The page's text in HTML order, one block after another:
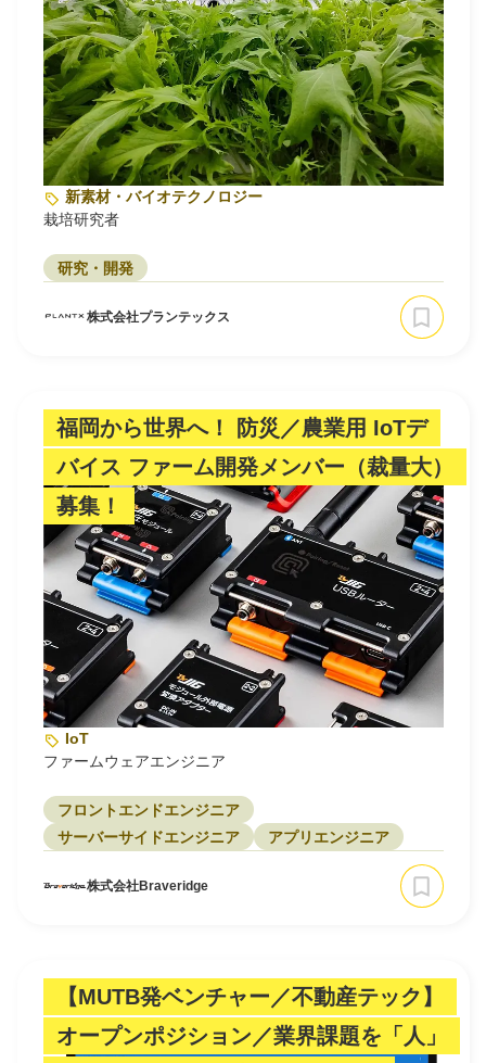
新素材・バイオテクノロジー
栽培研究者
研究・開発
株式会社プランテックス
福岡から世界へ！ 防災／農業用 IoTデ
バイス ファーム開発メンバー（裁量大）
募集！
IoT
ファームウェアエンジニア
フロントエンドエンジニア
サーバーサイドエンジニア
アプリエンジニア
株式会社Braveridge
【MUTB発ベンチャー／不動産テック】
オープンポジション／業界課題を「人」